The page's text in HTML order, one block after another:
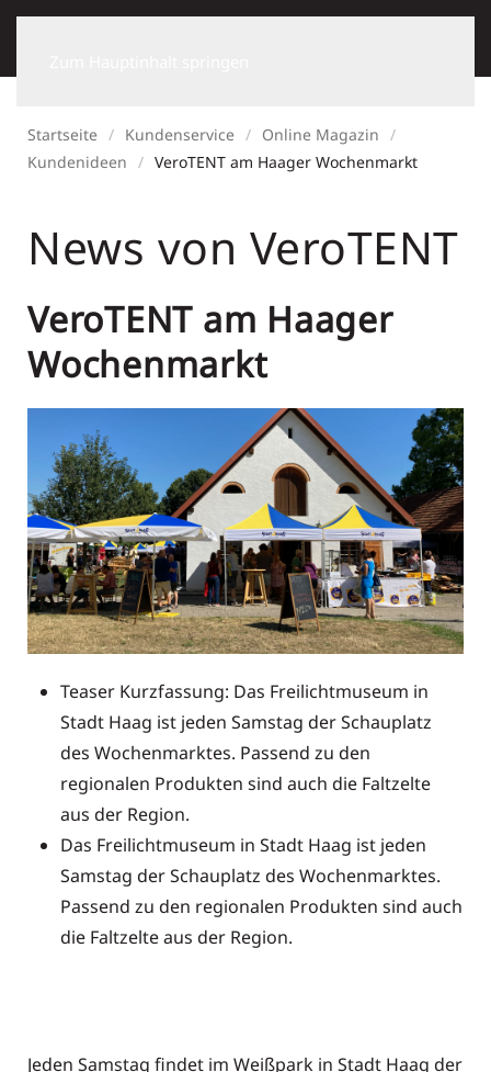
Startseite Kundenservice
Online Magazin
Kundenideen
VeroTENT am Haager Wochenmarkt
News von VeroTENT
VeroTENT am Haager
Wochenmarkt
Teaser Kurzfassung: Das Freilichtmuseum in
Stadt Haag ist jeden Samstag der Schauplatz
des Wochenmarktes. Passend zu den
regionalen Produkten sind auch die Faltzelte
aus der Region.
Das Freilichtmuseum in Stadt Haag ist jeden
Samstag der Schauplatz des Wochenmarktes.
Passend zu den regionalen Produkten sind auch
die Faltzelte aus der Region.
Jeden Samstag findet im Weißpark in Stadt Haag der